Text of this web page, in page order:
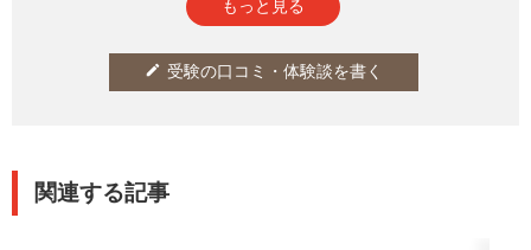
もっと見る
edit 受験の口コミ・体験談を書く
関連する記事